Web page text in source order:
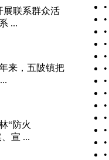
联系群众活
...
来，五陂镇把
“防火
宣 ...
•
•
•
•
•
•
•
•
•
•
•
•
•